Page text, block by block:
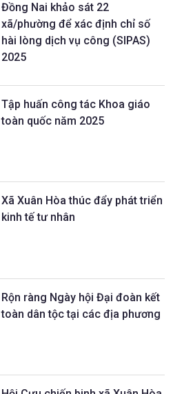
Đồng Nai khảo sát 22
xã/phường để xác định chỉ số
hài lòng dịch vụ công (SIPAS)
2025
Tập huấn công tác Khoa giáo
toàn quốc năm 2025
Xã Xuân Hòa thúc đẩy phát triển
kinh tế tư nhân
Rộn ràng Ngày hội Đại đoàn kết
toàn dân tộc tại các địa phương